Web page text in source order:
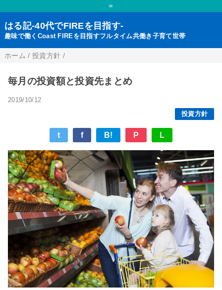
=
はる記-40代でFIREを目指す-
趣味で働くCoast FIREを目指すフルタイム共働き子育て世帯
ホーム / 投資方針 /
毎月の投資額と投資先まとめ
2019/10/12
投資方針
t f B! P L